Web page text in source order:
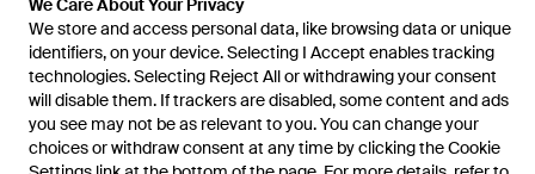
We Care About Your Privacy
We store and access personal data, like browsing data or unique
identifiers, on your device. Selecting I Accept enables tracking
technologies. Selecting Reject All or withdrawing your consent
will disable them. If trackers are disabled, some content and ads
you see may not be as relevant to you. You can change your
choices or withdraw consent at any time by clicking the Cookie
Hulp en informatie